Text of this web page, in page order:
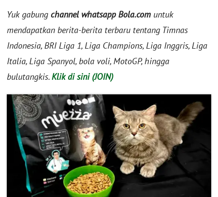
Yuk gabung channel whatsapp Bola.com untuk
mendapatkan berita-berita terbaru tentang Timnas
Indonesia, BRI Liga 1, Liga Champions, Liga Inggris, Liga
Italia, Liga Spanyol, bola voli, MotoGP, hingga
bulutangkis.Klik di sini (JOIN)